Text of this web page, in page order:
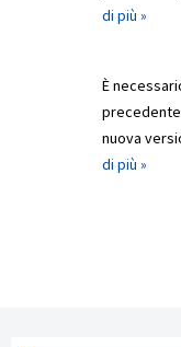
di più »
È
precedente
nuova
di più »